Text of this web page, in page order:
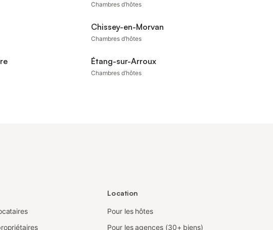
Chambres d’hôtes
Chissey-en-Morvan
Chambres d’hôtes
Étang-sur-Arroux
Chambres d’hôtes
Location
Pour les hôtes
Pour les agences (30+ biens)